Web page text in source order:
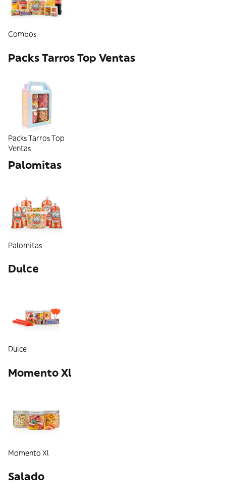
Combos
Packs Tarros Top Ventas
Packs Tarros Top
Ventas
Palomitas
Palomitas
Dulce
Dulce
Momento Xl
Momento Xl
Salado